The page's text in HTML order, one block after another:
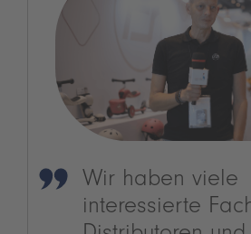
Wir haben viele
interessierte